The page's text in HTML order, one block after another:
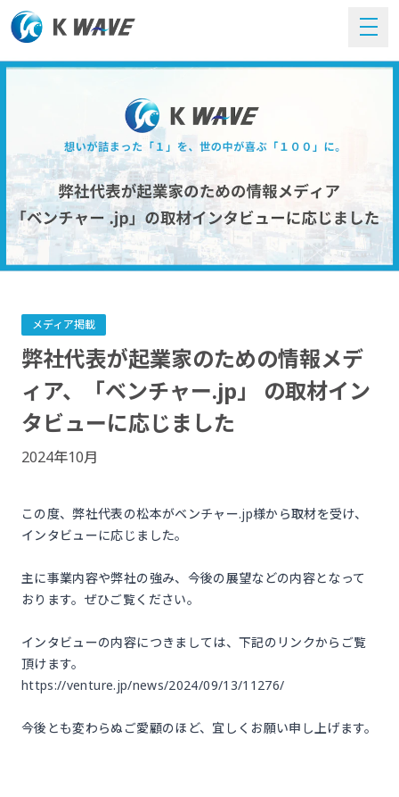
メディア掲載
弊社代表が起業家のための情報メデ
ィア、「ベンチャー.jp」 の取材イン
タビューに応じました
2024年10月
この度、弊社代表の松本がベンチャー.jp様から取材を受け、
インタビューに応じました。
主に事業内容や弊社の強み、今後の展望などの内容となって
おります。ぜひご覧ください。
インタビューの内容につきましては、下記のリンクからご覧
頂けます。
https://venture.jp/news/2024/09/13/11276/
今後とも変わらぬご愛顧のほど、宜しくお願い申し上げます。